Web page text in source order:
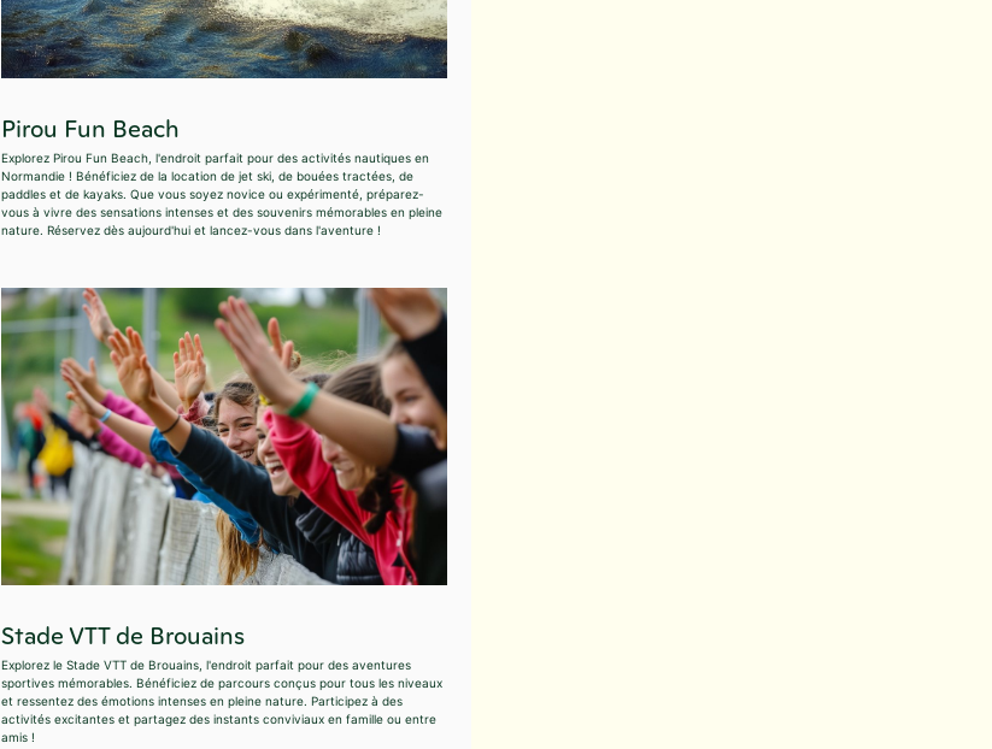
Pirou Fun Beach
Explorez Pirou Fun Beach, l'endroit parfait pour des activités nautiques en
Normandie ! Bénéficiez de la location de jet ski, de bouées tractées, de
paddles et de kayaks. Que vous soyez novice ou expérimenté, préparez-
vous à vivre des sensations intenses et des souvenirs mémorables en pleine
nature. Réservez dès aujourd'hui et lancez-vous dans l'aventure !
Stade VTT de Brouains
Explorez le Stade VTT de Brouains, l'endroit parfait pour des aventures
sportives mémorables. Bénéficiez de parcours conçus pour tous les niveaux
et ressentez des émotions intenses en pleine nature. Participez à des
activités excitantes et partagez des instants conviviaux en famille ou entre
amis !